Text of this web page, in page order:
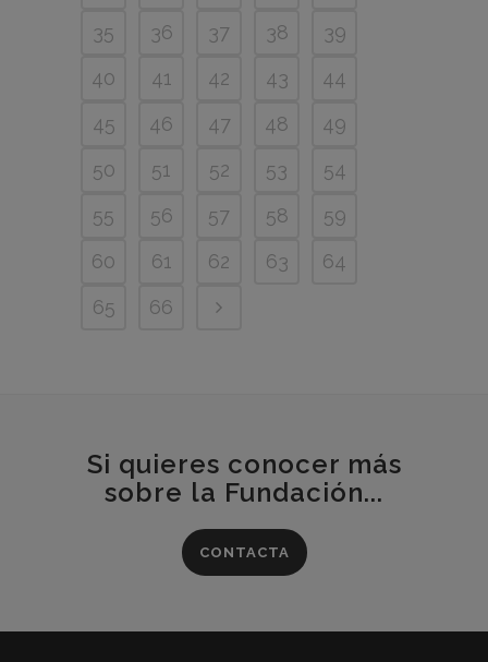
35
36 37 38
39
40
41 42 43
44
45
46 47 48
49
50
51 52 53
54
55
56 57 58
59
60
61 62 63
64
65
66
Si quieres conocer más
sobre la Fundación...
CONTACTA